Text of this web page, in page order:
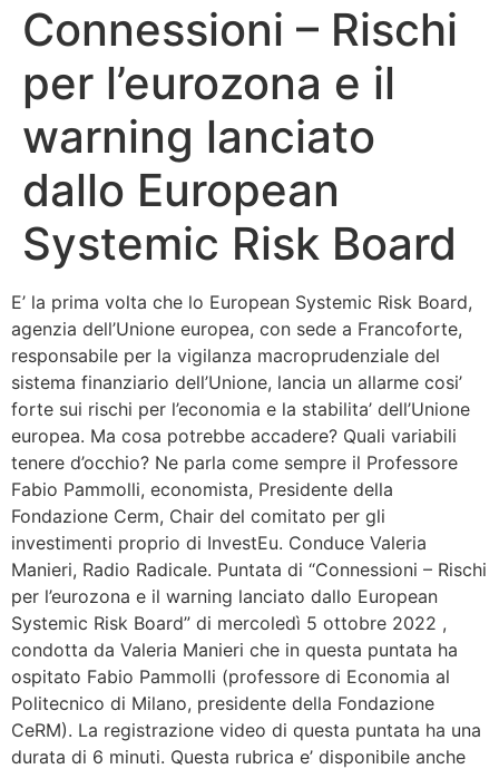
Home
Quelli del Bandolo
Bandolo
Connessioni
Fondazione CERM
Fondazione CERM – Idee
Connessioni – Rischi
per l’eurozona e il
warning lanciato
dallo European
Systemic Risk Board
E’ la prima volta che lo European Systemic Risk Board,
agenzia dell’Unione europea, con sede a Francoforte,
responsabile per la vigilanza macroprudenziale del
sistema finanziario dell’Unione, lancia un allarme cosi’
forte sui rischi per l’economia e la stabilita’ dell’Unione
europea. Ma cosa potrebbe accadere? Quali variabili
tenere d’occhio? Ne parla come sempre il Professore
Fabio Pammolli, economista, Presidente della
Fondazione Cerm, Chair del comitato per gli
investimenti proprio di InvestEu. Conduce Valeria
Manieri, Radio Radicale. Puntata di “Connessioni – Rischi
per l’eurozona e il warning lanciato dallo European
Systemic Risk Board” di mercoledì 5 ottobre 2022 ,
condotta da Valeria Manieri che in questa puntata ha
ospitato Fabio Pammolli (professore di Economia al
Politecnico di Milano, presidente della Fondazione
CeRM). La registrazione video di questa puntata ha una
durata di 6 minuti. Questa rubrica e’ disponibile anche